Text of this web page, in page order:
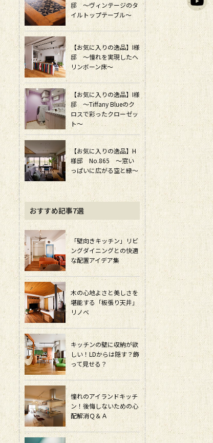
邸 ～ヴィンテージのタ
イルトップテーブル～
【お気に入りの逸品】I様
邸 ～憧れを実現したヘ
リンボーン床～
【お気に入りの逸品】I様
邸 ～Tiffany Blueのク
ロスで彩ったクローゼッ
ト～
【お気に入りの逸品】H
様邸 No.865 ～窓い
っぱいに広がる空と緑～
おすすめ記事7選
「壁向きキッチン」リビ
ングダイニングとの快適
な配置アイデア集
木の心地よさと美しさを
堪能する「板張り天井」
リノベ
キッチンの壁に収納が欲
しい！LDからは隠す？飾
って見せる？
憧れのアイランドキッチ
ン！後悔しないための心
配解消Ｑ＆Ａ